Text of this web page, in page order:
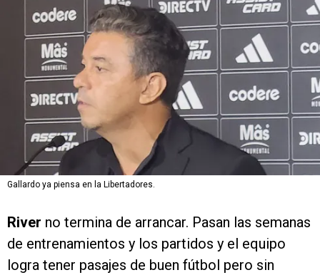
Gallardo ya piensa en la Libertadores.
River no termina de arrancar. Pasan las semanas
de entrenamientos y los partidos y el equipo
logra tener pasajes de buen fútbol pero sin